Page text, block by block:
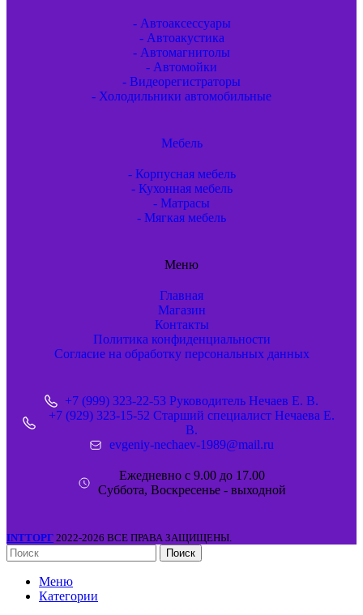
- Автоаксессуары
- Автоакустика
- Автомагнитолы
- Автомойки
- Видеорегистраторы
- Холодильники автомобильные
Мебель
- Корпусная мебель
- Кухонная мебель
- Матрасы
- Мягкая мебель
Меню
Главная
Магазин
Контакты
Политика конфиденциальности
Согласие на обработку персональных данных
+7 (999) 323-22-53 Руководитель Нечаев Е. В.
+7 (929) 323-15-52 Старший специалист Нечаева Е.
В.
evgeniy-nechaev-1989@mail.ru
Ежедневно с 9.00 до 17.00
Суббота, Воскресенье - выходной
INTТОРГ 2022-2026 ВСЕ ПРАВА ЗАЩИЩЕНЫ.
Поиск
Меню
Категории